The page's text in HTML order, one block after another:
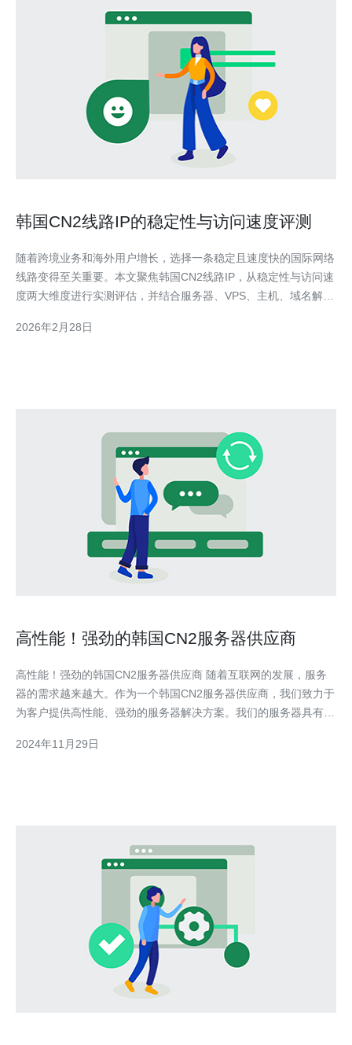
韩国CN2线路IP的稳定性与访问速度评测
随着跨境业务和海外用户增长，选择一条稳定且速度快的国际网络
线路变得至关重要。本文聚焦韩国CN2线路IP，从稳定性与访问速
度两大维度进行实测评估，并结合服务器、VPS、主机、域名解
常分为CN2 GIA与CN2 GT两类：CN2 GIA侧重企业级低延迟、专
2026年2月28日
高性能！强劲的韩国CN2服务器供应商
高性能！强劲的韩国CN2服务器供应商 随着互联网的发展，服务
器的需求越来越大。作为一个韩国CN2服务器供应商，我们致力于
为客户提供高性能、强劲的服务器解决方案。我们的服务器具有卓
种需求。 我们的服务器采用先进的硬
2024年11月29日